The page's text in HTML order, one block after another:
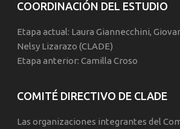
COORDINACIÓN DEL ESTUDIO
Etapa actual: Laura Giannecchini,
Nelsy Lizarazo (CLADE)
Etapa anterior: Camilla Croso
COMITÉ DIRECTIVO DE CLADE
Las organizaciones integrantes del